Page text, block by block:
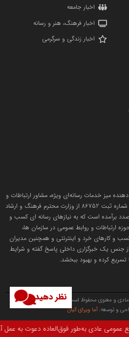
نظر دهید
نهادهای مردمی
و نفت
فولاد در کشور
گزارش خبر
اخبار جامعه
اخبار فرهنگ، هنر و رسانه
اخبار زندگی و سرگرمی
میز خدمات رسانه‌ای ویژه، مشاور ارتباطات و
رسانه و دارنده مجوز رسانه رسمی با شماره ثبت 86752 از وزارت محترم فرهنگ و ارشاد
برآمده است که به نیازهای رسانه ای کسب و
ارتباطات و روابط عمومی در سازمان ها،
و کارهای خرد و اینترنتی و همچنین مدیران
جنس یک خبرگزاری داخلی پاسخ گفته و شرایط
تسریع کرده و بهبود ببخشد.
و معنوی محفوظ است.
و توسعه: آما ویرای کیان
دهخدا، تالار دکتر محمود افشار برگزار می‌شود.